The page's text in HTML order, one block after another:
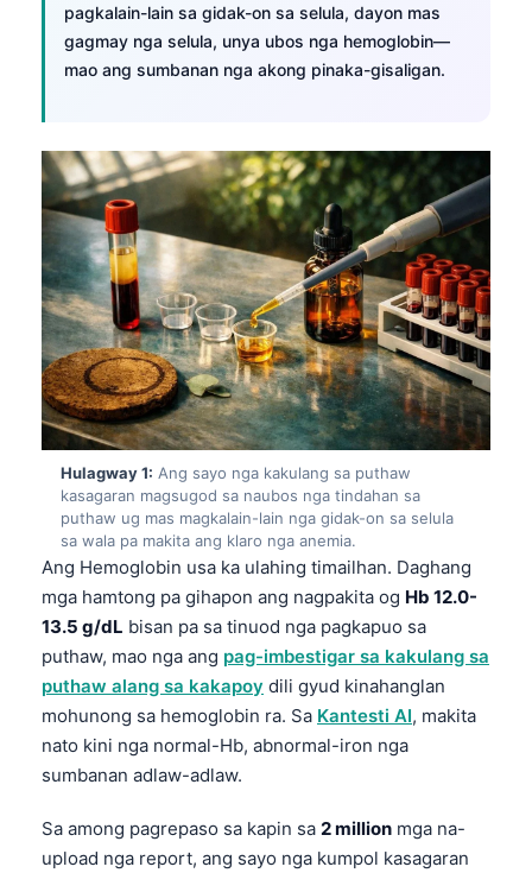
pagkalain-lain sa gidak-on sa selula, dayon mas
gagmay nga selula, unya ubos nga hemoglobin—
mao ang sumbanan nga akong pinaka-gisaligan.
Hulagway 1: Ang sayo nga kakulang sa puthaw
kasagaran magsugod sa naubos nga tindahan sa
puthaw ug mas magkalain-lain nga gidak-on sa selula
sa wala pa makita ang klaro nga anemia.
Ang Hemoglobin usa ka ulahing timailhan. Daghang
mga hamtong pa gihapon ang nagpakita og Hb 12.0-
13.5 g/dL bisan pa sa tinuod nga pagkapuo sa
puthaw, mao nga ang pag-imbestigar sa kakulang sa
puthaw alang sa kakapoy dili gyud kinahanglan
mohunong sa hemoglobin ra. Sa Kantesti AI, makita
nato kini nga normal-Hb, abnormal-iron nga
sumbanan adlaw-adlaw.
Sa among pagrepaso sa kapin sa 2 million mga na-
upload nga report, ang sayo nga kumpol kasagaran